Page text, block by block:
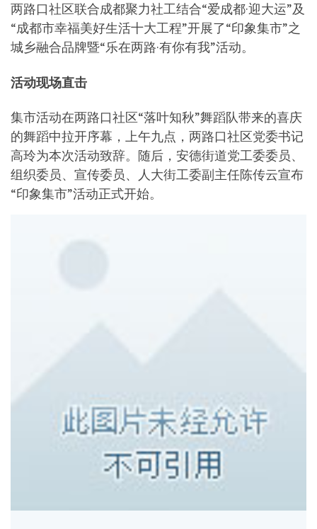
两路口社区联合成都聚力社工结合“爱成都·迎大运”及
“成都市幸福美好生活十大工程”开展了“印象集市”之
城乡融合品牌暨“乐在两路·有你有我”活动。
活动现场直击
集市活动在两路口社区“落叶知秋”舞蹈队带来的喜庆
的舞蹈中拉开序幕，上午九点，两路口社区党委书记
高玲为本次活动致辞。随后，安德街道党工委委员、
组织委员、宣传委员、人大街工委副主任陈传云宣布
“印象集市”活动正式开始。